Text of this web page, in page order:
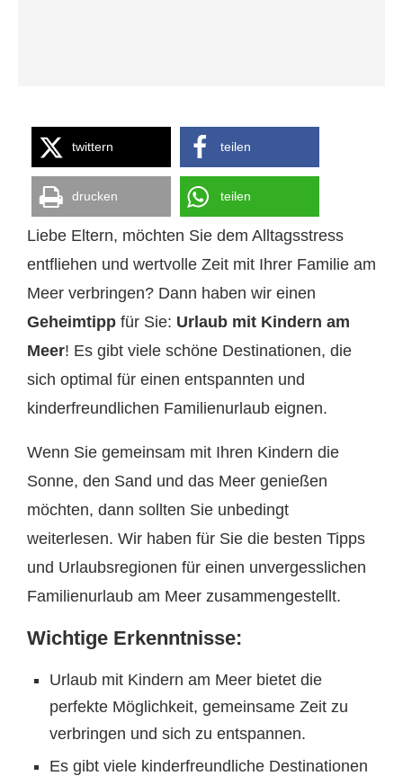
twittern teilen
drucken teilen
Liebe Eltern, möchten Sie dem Alltagsstress
entfliehen und wertvolle Zeit mit Ihrer Familie am
Meer verbringen? Dann haben wir einen
Geheimtipp für Sie: Urlaub mit Kindern am
Meer! Es gibt viele schöne Destinationen, die
sich optimal für einen entspannten und
kinderfreundlichen Familienurlaub eignen.
Wenn Sie gemeinsam mit Ihren Kindern die
Sonne, den Sand und das Meer genießen
möchten, dann sollten Sie unbedingt
weiterlesen. Wir haben für Sie die besten Tipps
und Urlaubsregionen für einen unvergesslichen
Familienurlaub am Meer zusammengestellt.
Wichtige Erkenntnisse:
Urlaub mit Kindern am Meer bietet die
perfekte Möglichkeit, gemeinsame Zeit zu
verbringen und sich zu entspannen.
Es gibt viele kinderfreundliche Destinationen